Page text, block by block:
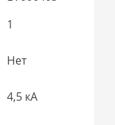
1
Нет
4,5 кА